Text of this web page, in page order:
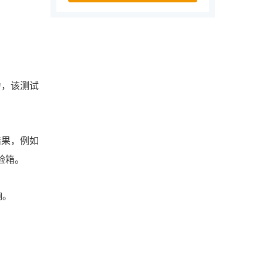
该测试
，例如
。